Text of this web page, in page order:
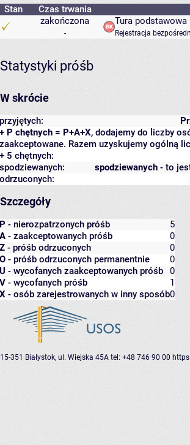
Stan
Czas trwania
zakończona
-
Tura podstawowa
Rejestracja
Statystyki próśb
W skrócie
przyjętych:
+ P chętnych = P+A+X, dodajemy do liczby
zaakceptowane. Razem uzyskujemy ogólną
+ 5 chętnych:
spodziewanych - to
spodziewanych:
odrzuconych:
Szczegóły
P - nierozpatrzonych próśb
5
A - zaakceptowanych próśb
0
Z - próśb odrzuconych
0
O - próśb odrzuconych permanentnie
0
U - wycofanych zaakceptowanych próśb
0
V - wycofanych próśb
1
X - osób zarejestrowanych w inny sposób0
15-351 Białystok, ul. Wiejska 45A tel: +48 746 90 00